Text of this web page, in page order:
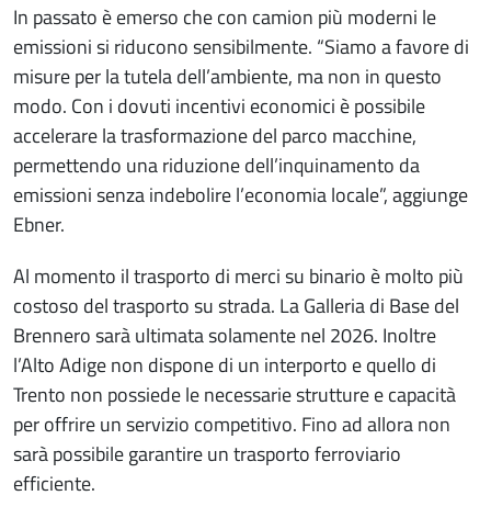
In passato è emerso che con camion più moderni le
emissioni si riducono sensibilmente. “Siamo a favore di
misure per la tutela dell’ambiente, ma non in questo
modo. Con i dovuti incentivi economici è possibile
accelerare la trasformazione del parco macchine,
permettendo una riduzione dell’inquinamento da
emissioni senza indebolire l’economia locale”, aggiunge
Ebner.
Al momento il trasporto di merci su binario è molto più
costoso del trasporto su strada. La Galleria di Base del
Brennero sarà ultimata solamente nel 2026. Inoltre
l’Alto Adige non dispone di un interporto e quello di
Trento non possiede le necessarie strutture e capacità
per offrire un servizio competitivo. Fino ad allora non
sarà possibile garantire un trasporto ferroviario
efficiente.